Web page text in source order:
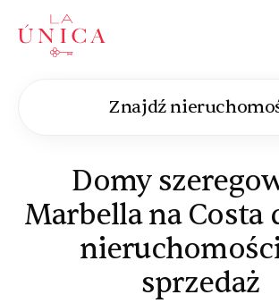
La Única
Znajdź
Domy
Marbella na Costa
sprzedaż